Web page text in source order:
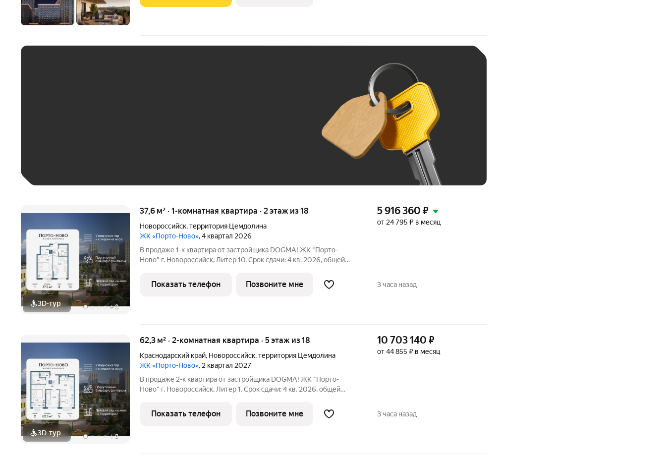
3D-тур +8
37,6 м² · 1-комнатная квартира · 2 этаж из 18
Новороссийск,территория Цемдолина
ЖК «Порто-Ново», 4 квартал 2026
В продаже 1-к квартира от застройщика DOGMA! ЖК "Порто-
Ново" г. Новороссийск, Литер 10. Срок сдачи: 4 кв. 2026, общей
комфортной жизни. Место, где шум Чёрного моря становится
5 916 360 ₽
от 24 795 ₽ в месяц
Показать телефон Позвоните мне 3 часа назад
3D-тур +8
62,3 м² · 2-комнатная квартира · 5 этаж из 18
Краснодарский край, Новороссийск,территория Цемдолина
ЖК «Порто-Ново», 2 квартал 2027
В продаже 2-к квартира от застройщика DOGMA! ЖК "Порто-
Ново" г. Новороссийск, Литер 1. Срок сдачи: 4 кв. 2026, общей
комфортной жизни. Место, где шум Чёрного моря становится
саундтреком
10 703 140 ₽
от 44 855 ₽ в месяц
Показать телефон Позвоните мне 3 часа назад